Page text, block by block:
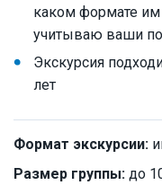
каком формате им
учитываю ваши
Экскурсия
лет
Формат экскурсии:
Размер группы: до